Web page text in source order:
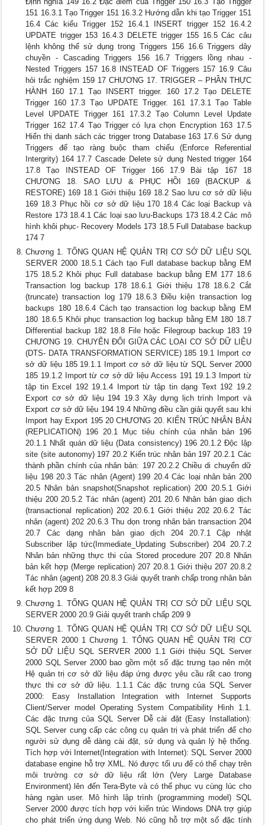
151 16.3.1 Tạo Trigger 151 16.3.2 Hướng dẫn khi tạo Trigger 151
16.4 Các kiểu Trigger 152 16.4.1 INSERT trigger 152 16.4.2
UPDATE trigger 153 16.4.3 DELETE trigger 155 16.5 Các câu
lệnh không thể sử dụng trong Triggers 156 16.6 Triggers dây
chuyền - Cascading Triggers 156 16.7 Triggers lồng nhau -
Nested Triggers 157 16.8 INSTEAD OF Triggers 157 16.9 Câu
hỏi trắc nghiệm 159 17 CHƯƠNG 17. TRIGGER – PHẦN THỰC
HÀNH 160 17.1 Tạo INSERT trigger. 160 17.2 Tạo DELETE
Trigger 160 17.3 Tạo UPDATE Trigger. 161 17.3.1 Tạo Table
Level UPDATE Trigger 161 17.3.2 Tạo Column Level Update
Trigger 162 17.4 Tạo Trigger có lựa chọn Encryption 163 17.5
Hiển thị danh sách các trigger trong Database 163 17.6 Sử dụng
Triggers để tạo ràng buộc tham chiếu (Enforce Referential
Intergrity) 164 17.7 Cascade Delete sử dụng Nested trigger 164
17.8 Tạo INSTEAD OF Trigger 166 17.9 Bài tập 167 18
CHƯƠNG 18. SAO LƯU & PHỤC HỒI 169 (BACKUP &
RESTORE) 169 18.1 Giới thiệu 169 18.2 Sao lưu cơ sở dữ liệu
169 18.3 Phục hồi cơ sở dữ liệu 170 18.4 Các loại Backup và
Restore 173 18.4.1 Các loại sao lưu-Backups 173 18.4.2 Các mô
hình khôi phục- Recovery Models 173 18.5 Full Database backup
174 7
Chương 1. TỔNG QUAN HỆ QUẢN TRỊ CƠ SỞ DỮ LIỆU SQL
SERVER 2000 18.5.1 Cách tạo Full database backup bằng EM
175 18.5.2 Khôi phục Full database backup bằng EM 177 18.6
Transaction log backup 178 18.6.1 Giới thiệu 178 18.6.2 Cắt
(truncate) transaction log 179 18.6.3 Điều kiện transaction log
backups 180 18.6.4 Cách tạo transaction log backup bằng EM
180 18.6.5 Khôi phục transaction log backup bằng EM 180 18.7
Differential backup 182 18.8 File hoặc Filegroup backup 183 19
CHƯƠNG 19. CHUYỂN ĐỔI GIỮA CÁC LOẠI CƠ SỞ DỮ LIỆU
(DTS- DATA TRANSFORMATION SERVICE) 185 19.1 Import cơ
sở dữ liệu 185 19.1.1 Import cơ sở dữ liệu từ SQL Server 2000
185 19.1.2 Import từ cơ sở dữ liệu Access 191 19.1.3 Import từ
tập tin Excel 192 19.1.4 Import từ tập tin dạng Text 192 19.2
Export cơ sở dữ liệu 194 19.3 Xây dựng lịch trình Import và
Export cơ sở dữ liệu 194 19.4 Những điều cần giải quyết sau khi
Import hay Export 195 20 CHƯƠNG 20. KIẾN TRÚC NHÂN BẢN
(REPLICATION) 196 20.1 Mục tiêu chính của nhân bản 196
20.1.1 Nhất quán dữ liệu (Data consistency) 196 20.1.2 Độc lập
site (site autonomy) 197 20.2 Kiến trúc nhân bản 197 20.2.1 Các
thành phần chính của nhân bản: 197 20.2.2 Chiều di chuyển dữ
liệu 198 20.3 Tác nhân (Agent) 199 20.4 Các loại nhân bản 200
20.5 Nhân bản snapshot(Snapshot replication) 200 20.5.1 Giới
thiệu 200 20.5.2 Tác nhân (agent) 201 20.6 Nhân bản giao dịch
(transactional replication) 202 20.6.1 Giới thiệu 202 20.6.2 Tác
nhân (agent) 202 20.6.3 Thu dọn trong nhân bản transaction 204
20.7 Các dạng nhân bản giao dịch 204 20.7.1 Cập nhật
Subscriber lập tức(Immediate_Updating Subscriber) 204 20.7.2
Nhân bản những thực thi của Stored procedure 207 20.8 Nhân
bản kết hợp (Merge replication) 207 20.8.1 Giới thiệu 207 20.8.2
Tác nhân (agent) 208 20.8.3 Giải quyết tranh chấp trong nhân bản
kết hợp 209 8
Chương 1. TỔNG QUAN HỆ QUẢN TRỊ CƠ SỞ DỮ LIỆU SQL
SERVER 2000 20.9 Giải quyết tranh chấp 209 9
Chương 1. TỔNG QUAN HỆ QUẢN TRỊ CƠ SỞ DỮ LIỆU SQL
SERVER 2000 1 Chương 1. TỔNG QUAN HỆ QUẢN TRỊ CƠ
SỞ DỮ LIỆU SQL SERVER 2000 1.1 Giới thiệu SQL Server
2000 SQL Server 2000 bao gồm một số đặc trưng tạo nên một
Hệ quản trị cơ sở dữ liệu đáp ứng được yêu cầu rất cao trong
thực thi cơ sở dữ liệu. 1.1.1 Các đặc trưng của SQL Server
2000: Easy Installation Integration with Internet Supports
Client/Server model Operating System Compatibility Hình 1.1.
Các đặc trưng của SQL Server Dễ cài đặt (Easy Installation):
SQL Server cung cấp các công cụ quản trị và phát triển để cho
người sử dụng dễ dàng cài đặt, sử dụng và quản lý hệ thống.
Tích hợp với Internet(Integration with Internet): SQL Server 2000
database engine hỗ trợ XML. Nó được tối ưu để có thể chạy trên
môi trường cơ sở dữ liệu rất lớn (Very Large Database
Environment) lên đến Tera-Byte và có thể phục vụ cùng lúc cho
hàng ngàn user. Mô hình lập trình (programming model) SQL
Server 2000 được tích hợp với kiến trúc Windows DNA trợ giúp
cho phát triển ứng dụng Web. Nó cũng hỗ trợ một số đặc tính